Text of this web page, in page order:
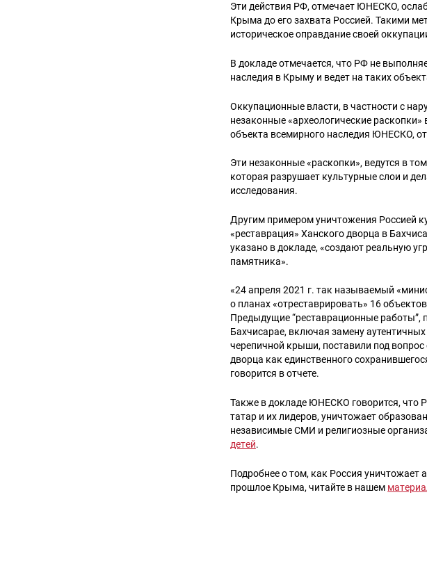
Эти действия РФ, отмечает ЮНЕСКО,
Крыма до его захвата Россией. Такими
историческое оправдание своей
В докладе отмечается, что РФ не
наследия в Крыму и ведет на таких
Оккупационные власти, в частности с
незаконные «археологические раскопки»
объекта всемирного наследия ЮНЕСКО,
Эти незаконные «раскопки», ведутся в
которая разрушает культурные слои и
исследования.
Другим примером уничтожения Россией
«реставрация» Ханского дворца в
указано в докладе, «создают реальную
памятника».
«24 апреля 2021 г. так называемый
о планах «отреставрировать» 16
Предыдущие “реставрационные работы”,
Бахчисарае, включая замену
черепичной крыши, поставили под вопрос
дворца как единственного
говорится в отчете.
Также в докладе ЮНЕСКО говорится, что
татар и их лидеров, уничтожает
независимые СМИ и религиозные
детей.
Подробнее о том, как Россия уничтожает
прошлое Крыма, читайте в нашем